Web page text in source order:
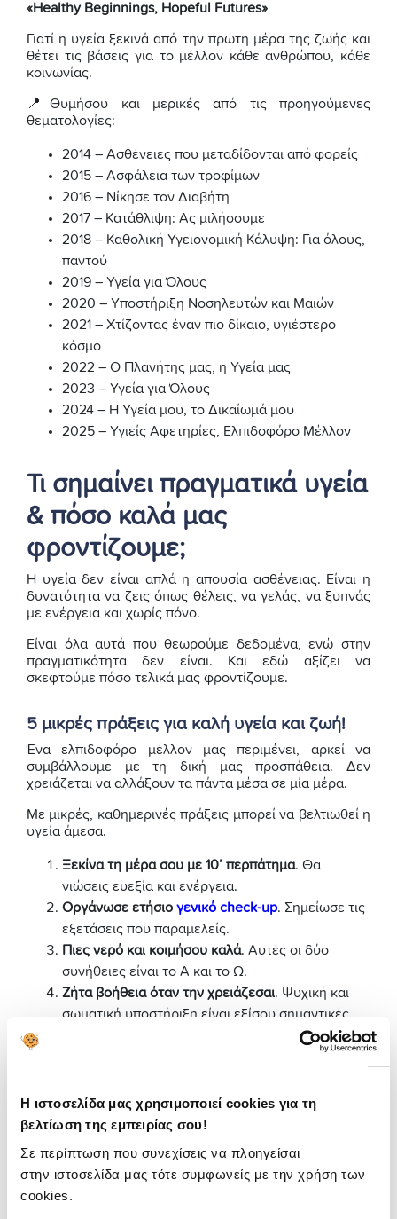
Η ιστοσελίδα μας χρησιμοποιεί cookies για τη
βελτίωση της εμπειρίας σου!
Σε περίπτωση που συνεχίσεις να πλοηγείσαι
στην ιστοσελίδα μας τότε συμφωνείς με την χρήση των
cookies.
«Healthy Beginnings, Hopeful Futures»
Γιατί η υγεία ξεκινά από την πρώτη μέρα της ζωής και
θέτει τις βάσεις για το μέλλον κάθε ανθρώπου, κάθε
κοινωνίας.
📍Θυμήσου και μερικές από τις προηγούμενες
θεματολογίες:
2014 – Ασθένειες που μεταδίδονται από φορείς
2015 – Ασφάλεια των τροφίμων
2016 – Νίκησε τον Διαβήτη
2017 – Κατάθλιψη: Ας μιλήσουμε
2018 – Καθολική Υγειονομική Κάλυψη: Για όλους,
παντού
2019 – Υγεία για Όλους
2020 – Υποστήριξη Νοσηλευτών και Μαιών
2021 – Χτίζοντας έναν πιο δίκαιο, υγιέστερο
κόσμο
2022 – Ο Πλανήτης μας, η Υγεία μας
2023 – Υγεία για Όλους
2024 – Η Υγεία μου, το Δικαίωμά μου
2025 – Υγιείς Αφετηρίες, Ελπιδοφόρο Μέλλον
Τι σημαίνει πραγματικά υγεία
& πόσο καλά μας
φροντίζουμε;
Η υγεία δεν είναι απλά η απουσία ασθένειας. Είναι η
δυνατότητα να ζεις όπως θέλεις, να γελάς, να ξυπνάς
με ενέργεια και χωρίς πόνο.
Είναι όλα αυτά που θεωρούμε δεδομένα, ενώ στην
πραγματικότητα δεν είναι. Και εδώ αξίζει να
σκεφτούμε πόσο τελικά μας φροντίζουμε.
5 μικρές πράξεις για καλή υγεία και ζωή!
Ένα ελπιδοφόρο μέλλον μας περιμένει, αρκεί να
συμβάλλουμε με τη δική μας προσπάθεια. Δεν
χρειάζεται να αλλάξουν τα πάντα μέσα σε μία μέρα.
Με μικρές, καθημερινές πράξεις μπορεί να βελτιωθεί η
υγεία άμεσα.
Ξεκίνα τη μέρα σου με 10’ περπάτημα. Θα
νιώσεις ευεξία και ενέργεια.
Οργάνωσε ετήσιο γενικό check-up. Σημείωσε τις
εξετάσεις που παραμελείς.
Πιες νερό και κοιμήσου καλά. Αυτές οι δύο
συνήθειες είναι το Α και το Ω.
Ζήτα βοήθεια όταν την χρειάζεσαι. Ψυχική και
σωματική υποστήριξη είναι εξίσου σημαντικές.
. Ένας φυσικός τρόπος να
που μπορείς να προσφέρεις στον εαυτό σου!
Φέτος, στην Παγκόσμια
Ημέρα Υγείας κάνε τη δική